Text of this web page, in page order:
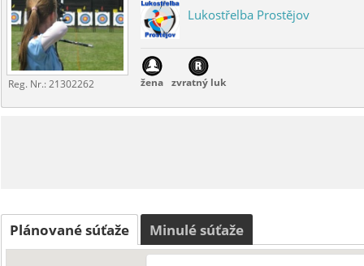
Reg. Nr.:21302262
Lukostřelba Prostějov
žena zvratný luk
Plánované súťaže Minulé súťaže